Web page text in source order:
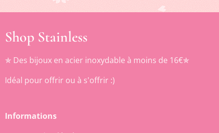
Shop Stainless
✯ Des bijoux en acier inoxydable à moins de 16€✯
Idéal pour offrir ou à s'offrir :)
Informations